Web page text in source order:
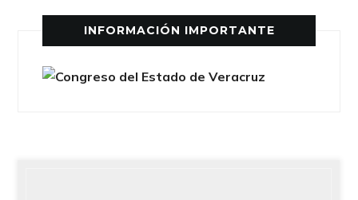
INFORMACIÓN IMPORTANTE